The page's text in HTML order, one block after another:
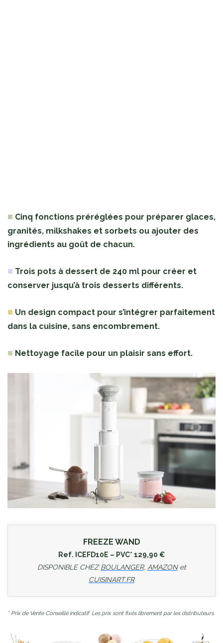
■ Cinq fonctions préréglées pour préparer glaces,
granités, milkshakes et sorbets ou ajouter des
ingrédients au goût de chacun.
■ Trois pots à dessert de 240 ml pour créer et
conserver jusqu’à trois desserts différents.
■ Un design compact pour s’intégrer parfaitement
dans la cuisine, sans encombrement.
■ Nettoyage facile pour un plaisir sans effort.
FREEZE WAND
Ref. ICEFD10E – PVC* 129,90 €
DISPONIBLE CHEZBOULANGER, AMAZONet
CUISINART.FR
* Prix de Vente Conseillé indicatif. Les prix sont fixés librement par les distributeurs.